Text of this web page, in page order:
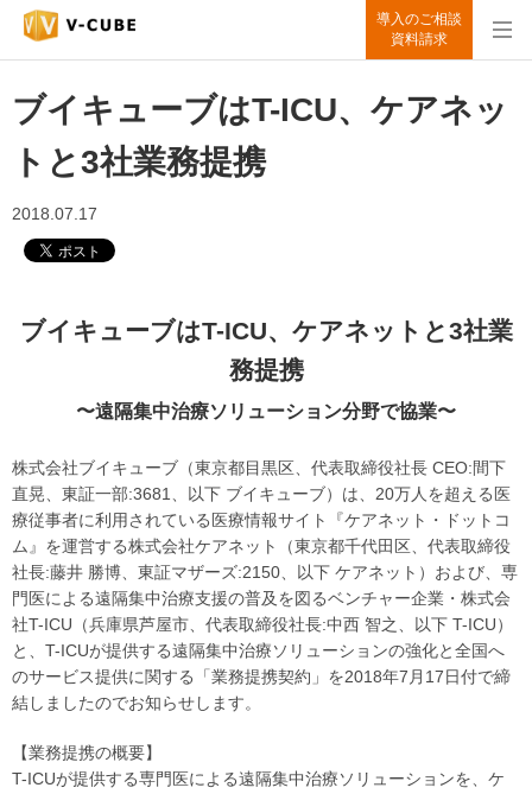
導入のご相談
資料請求
ブイキューブはT-ICU、ケアネッ
トと3社業務提携
2018.07.17
ブイキューブはT-ICU、ケアネットと3社業
務提携
〜遠隔集中治療ソリューション分野で協業〜
株式会社ブイキューブ（東京都目黒区、代表取締役社長 CEO:間下
直晃、東証一部:3681、以下 ブイキューブ）は、20万人を超える医
療従事者に利用されている医療情報サイト『ケアネット・ドットコ
ム』を運営する株式会社ケアネット（東京都千代田区、代表取締役
社長:藤井 勝博、東証マザーズ:2150、以下 ケアネット）および、専
門医による遠隔集中治療支援の普及を図るベンチャー企業・株式会
社T-ICU（兵庫県芦屋市、代表取締役社長:中西 智之、以下 T-ICU）
と、T-ICUが提供する遠隔集中治療ソリューションの強化と全国へ
のサービス提供に関する「業務提携契約」を2018年7月17日付で締
結しましたのでお知らせします。
【業務提携の概要】
T-ICUが提供する専門医による遠隔集中治療ソリューションを、ケ